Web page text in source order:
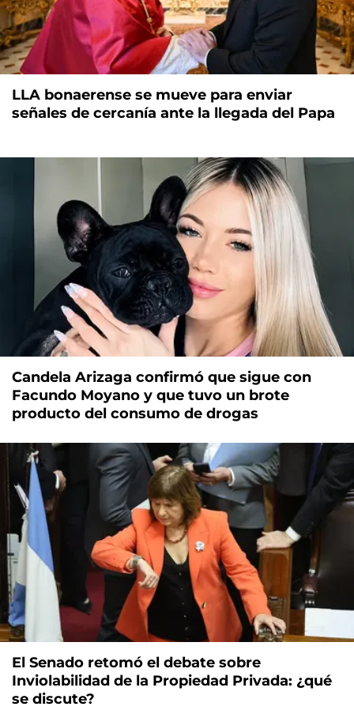
LLA bonaerense se mueve para enviar
señales de cercanía ante la llegada del Papa
Candela Arizaga confirmó que sigue con
Facundo Moyano y que tuvo un brote
producto del consumo de drogas
El Senado retomó el debate sobre
Inviolabilidad de la Propiedad Privada: ¿qué
se discute?